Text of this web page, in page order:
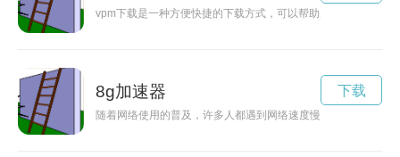
vpm下载是一种方便快捷的下载方式，可以帮助用户获取自己
8g加速器
随着网络使用的普及，许多人都遇到网络速度慢、视频卡顿等
下载